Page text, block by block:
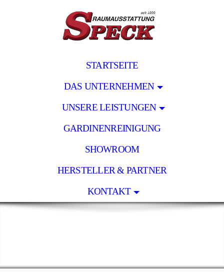
STARTSEITE
DAS UNTERNEHMEN
UNSERE LEISTUNGEN
GARDINENREINIGUNG
SHOWROOM
HERSTELLER & PARTNER
KONTAKT